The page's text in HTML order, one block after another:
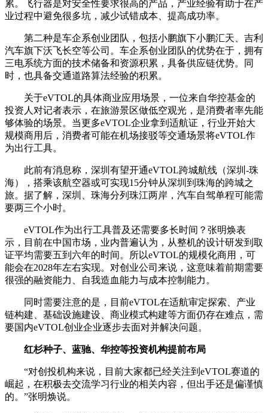
累。飞行器是对安全性要求很高的产品，产业经验有助于在产
业过程中避免很多坑，减少试错成本、提高成功率。
第二种是车企系创业团队，包括小鹏旗下小鹏汇天、吉利
汽车旗下沃飞长空等公司。车企系创业团队的优势在于，拥有
三电系统方面的技术储备和资源积累，具备供应链优势。同
时，也具备交通道路算法经验的积累。
关于eVTOL的具体商业应用场景，一位来自华控基金的
投资人对记者表示，在旅游景区做低空观光，是消费者率先能
够体验的场景。当更多eVTOL企业拿到适航证，行业开始大
规模商用后，消费者可能在机场接驳等交通场景将eVTOL作
为出行工具。
此前有消息称，深圳有望开通eVTOL跨城航线（深圳-珠
海），搭乘该航空器或可实现15分钟从深圳到珠海的跨城之
旅。据了解，深圳、珠海分列珠江两岸，汽车自驾单程可能需
要两三个小时。
eVTOL作为出行工具普及还需要多长时间？张明焕表
示，目前在中国市场，业内普遍认为，从整机的设计研发到取
证平均需要五到六年的时间。所以eVTOL的规模化商用，可
能会在2028年左右实现。对创业公司来说，这意味着前期需要
很强的融资能力、自我造血能力与成本控制能力。
同时需要注意的是，目前eVTOL在适航审定探索、产业
链构建、基础设施建设、商业模式构建等方面仍存在难点，需
要国内eVTOL创业企业逐步去面对并解决问题。
红杉种子、蓝驰、华控等投资机构提前布局
“对创投机构来说，目前大家都已经关注到eVTOL赛道的
崛起，在积极去交流学习行业的相关内容，但出手还是偏谨慎
的。”张明焕说。